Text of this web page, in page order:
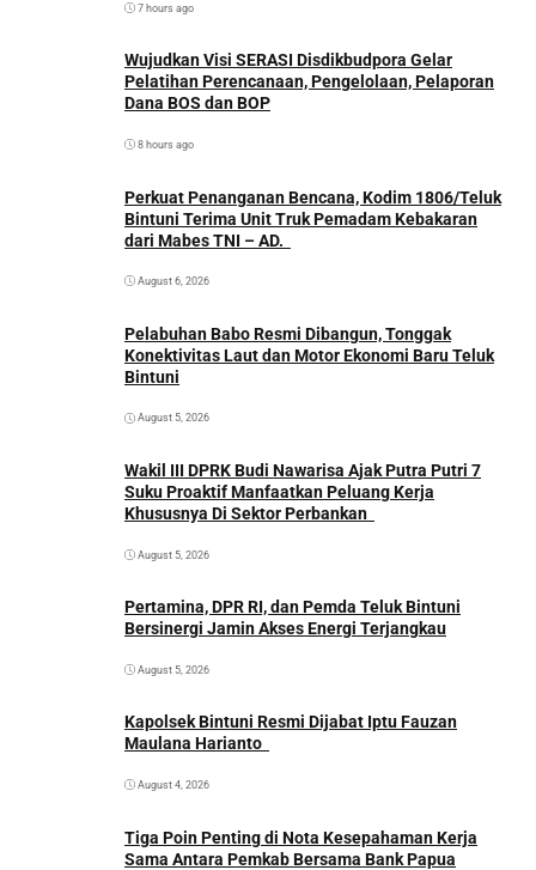
7 hours ago
Wujudkan Visi SERASI Disdikbudpora Gelar
Pelatihan Perencanaan, Pengelolaan, Pelaporan
Dana BOS dan BOP
8 hours ago
Perkuat Penanganan Bencana, Kodim 1806/Teluk
Bintuni Terima Unit Truk Pemadam Kebakaran
August 6, 2026
Pelabuhan Babo Resmi Dibangun, Tonggak
Konektivitas Laut dan Motor Ekonomi Baru Teluk
Bintuni
August 5, 2026
Wakil III DPRK Budi Nawarisa Ajak Putra Putri 7
Suku Proaktif Manfaatkan Peluang Kerja
August 5, 2026
Pertamina, DPR RI, dan Pemda Teluk Bintuni
Bersinergi Jamin Akses Energi Terjangkau
August 5, 2026
Kapolsek Bintuni Resmi Dijabat Iptu Fauzan
August 4, 2026
Tiga Poin Penting di Nota Kesepahaman Kerja
Sama Antara Pemkab Bersama Bank Papua